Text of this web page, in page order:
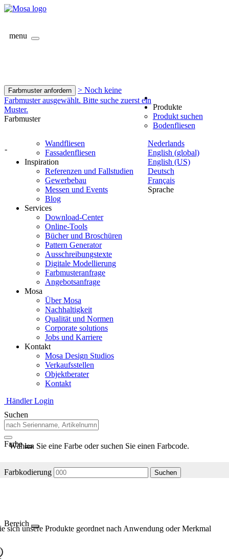
menu
Farbmuster anfordern
> Noch keine
Farbmuster ausgewählt. Bitte suche zuerst ein
Muster.
Farbmuster
-
Nederlands
English (global)
English (US)
Deutsch
Français
Sprache
Produkte
Produkt suchen
Bodenfliesen
Wandfliesen
Fassadenfliesen
Inspiration
Referenzen und Fallstudien
Gewerbebau
Messen und Events
Blog
Services
Download-Center
Online-Tools
Bücher und Broschüren
Pattern Generator
Ausschreibungstexte
Digitale Modellierung
Farbmusteranfrage
Angebotsanfrage
Mosa
Über Mosa
Nachhaltigkeit
Qualität und Normen
Corporate solutions
Jobs und Karriere
Kontakt
Mosa Design Studios
Verkaufsstellen
Objektberater
Kontakt
Händler Login
Suchen
Farbe
Wählen Sie eine Farbe oder suchen Sie einen Farbcode.
Farbkodierung Suchen
Bereich
sich unsere Produkte geordnet nach Anwendung oder Merkmal